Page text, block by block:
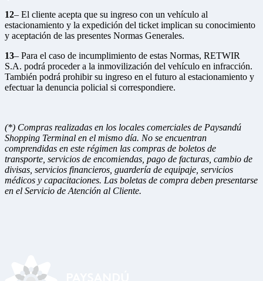
12– El cliente acepta que su ingreso con un vehículo al
estacionamiento y la expedición del ticket implican su conocimiento
y aceptación de las presentes Normas Generales.
13– Para el caso de incumplimiento de estas Normas, RETWIR
S.A. podrá proceder a la inmovilización del vehículo en infracción.
También podrá prohibir su ingreso en el futuro al estacionamiento y
efectuar la denuncia policial si correspondiere.
(*) Compras realizadas en los locales comerciales de Paysandú
Shopping Terminal en el mismo día. No se encuentran
comprendidas en este régimen las compras de boletos de
transporte, servicios de encomiendas, pago de facturas, cambio de
divisas, servicios financieros, guardería de equipaje, servicios
médicos y capacitaciones. Las boletas de compra deben presentarse
en el Servicio de Atención al Cliente.